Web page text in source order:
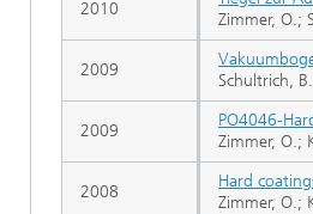
Zimmer, O.;
Schultrich,
PO4046-
Zimmer, O.;
Hard
Zimmer, O.;
2010
2009
2009
2008